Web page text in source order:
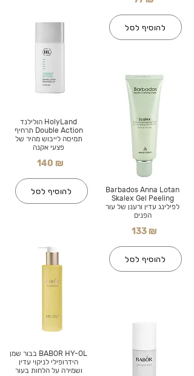
HolyLand הולילנד
Double Action תרחיף
תמיסה לייבוש מהיר של
פצעי אקנה
140 ₪
להוסיף לסל
BABOR HY-OL בבור שמן
הידרופילי לניקוי עדין
ושמירה על הלחות בעור
להוסיף לסל
Barbados Anna Lotan
Skalex Gel Peeling
לפילינג עדין ורענן של עור
הפנים
133 ₪
להוסיף לסל